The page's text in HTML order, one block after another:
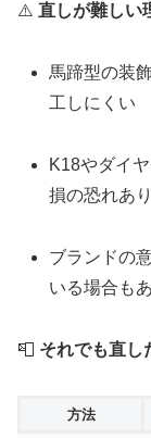
⚠️ 直しが難しい
馬蹄型の装
工しにくい
K18やダイ
損の恐れあり
ブランドの
いる場合も
📮 それでも直し
方法